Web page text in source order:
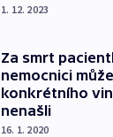
1. 12. 2023
Za smrt
nemocnici
konkrétního
nenašli
16. 1. 2020